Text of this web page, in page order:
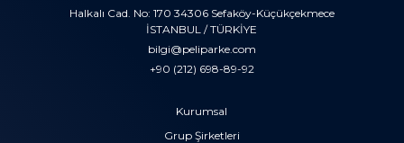
Halkalı Cad. No: 170 34306 Sefaköy-Küçükçekmece
İSTANBUL / TÜRKİYE
bilgi@peliparke.com
+90 (212) 698-89-92
Kurumsal
Grup Şirketleri